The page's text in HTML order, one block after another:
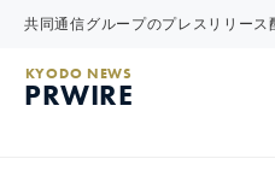
共同通信グループのプレスリリース
KYODO NEWS
PRWIRE